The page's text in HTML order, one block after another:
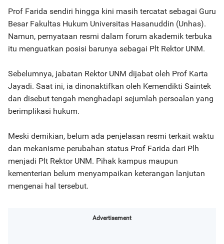
Prof Farida sendiri hingga kini masih tercatat sebagai Guru
Besar Fakultas Hukum Universitas Hasanuddin (Unhas).
Namun, pernyataan resmi dalam forum akademik terbuka
itu menguatkan posisi barunya sebagai Plt Rektor UNM.
Sebelumnya, jabatan Rektor UNM dijabat oleh Prof Karta
Jayadi. Saat ini, ia dinonaktifkan oleh Kemendikti Saintek
dan disebut tengah menghadapi sejumlah persoalan yang
berimplikasi hukum.
Meski demikian, belum ada penjelasan resmi terkait waktu
dan mekanisme perubahan status Prof Farida dari Plh
menjadi Plt Rektor UNM. Pihak kampus maupun
kementerian belum menyampaikan keterangan lanjutan
mengenai hal tersebut.
Advertisement